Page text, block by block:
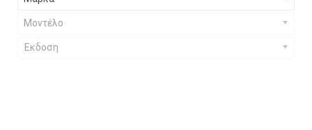
Μοντέλο
Έκδοση